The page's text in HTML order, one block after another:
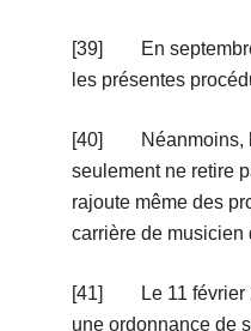
[39] En
les présentes
[40] Néanmoins,
seulement ne retire
rajoute même des
carrière de musicien
[41] Le 11 février
une ordonnance de